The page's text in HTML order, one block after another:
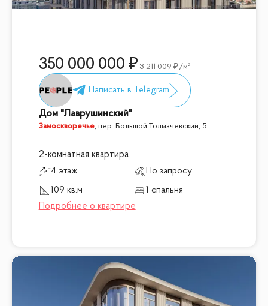
350 000 000 3 211 009 /м²
Дом "Лаврушинский"
Замоскворечье, пер. Большой Толмачевский, 5
2-комнатная квартира
4 этаж
По запросу
109 кв.м
1 спальня